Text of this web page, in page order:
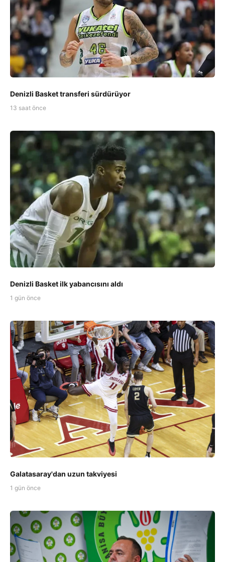
Denizli Basket transferi sürdürüyor
13 saat önce
Denizli Basket ilk yabancısını aldı
1 gün önce
Galatasaray'dan uzun takviyesi
1 gün önce